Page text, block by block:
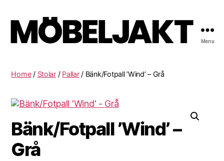
Menu
Home/ Stolar/ Pallar/ Bänk/Fotpall ’Wind’ – Grå
Bänk/Fotpall ’Wind’ –
Grå